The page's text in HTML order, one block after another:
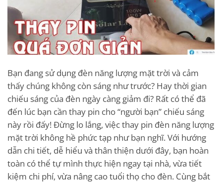
Bạn đang sử dụng đèn năng lượng mặt trời và cảm
thấy chúng không còn sáng như trước? Hay thời gian
chiếu sáng của đèn ngày càng giảm đi? Rất có thể đã
đến lúc bạn cần thay pin cho “người bạn” chiếu sáng
này rồi đấy! Đừng lo lắng, việc thay pin đèn năng lượng
mặt trời không hề phức tạp như bạn nghĩ. Với hướng
dẫn chi tiết, dễ hiểu và thân thiện dưới đây, bạn hoàn
toàn có thể tự mình thực hiện ngay tại nhà, vừa tiết
kiệm chi phí, vừa nâng cao tuổi thọ cho đèn. Cùng bắt